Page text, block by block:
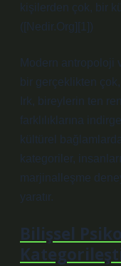
kişilerden çok, bir
([Nedir.Org][1])
Modern antropoloji
bir gerçeklikten
Irk, bireylerin ten
farklılıklarına
kültürel
kategoriler,
marjinalleşme
yaratır.
Bilişsel